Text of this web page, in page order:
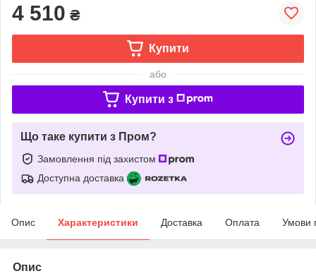
4 510 ₴
Купити
або
Купити з
Що таке купити з Пром?
Замовлення під захистом
Доступна доставка
Опис Характеристики Доставка Оплата Умови
Опис